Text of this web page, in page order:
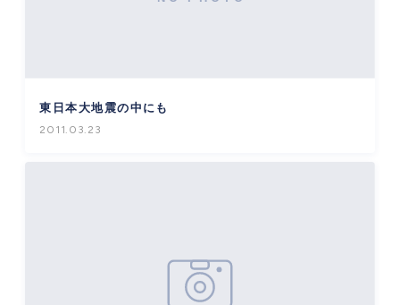
東日本大地震の中にも
2011.03.23